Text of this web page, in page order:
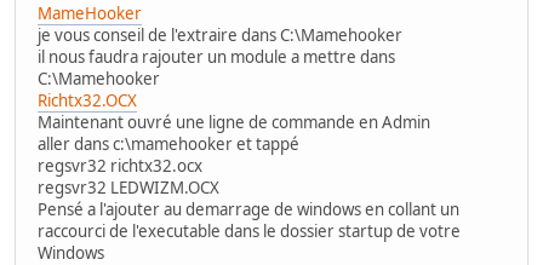
MameHooker
je vous conseil de l'extraire dans C:\Mamehooker
il nous faudra rajouter un module a mettre dans
C:\Mamehooker
Richtx32.OCX
Maintenant ouvré une ligne de commande en Admin
aller dans c:\mamehooker et tappé
regsvr32 richtx32.ocx
regsvr32 LEDWIZM.OCX
Pensé a l'ajouter au demarrage de windows en collant un
raccourci de l'executable dans le dossier startup de votre
Windows